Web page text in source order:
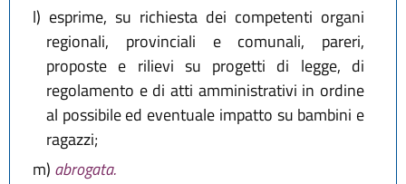
l) esprime, su richiesta dei competenti organi
regionali, provinciali e comunali, pareri,
proposte e rilievi su progetti di legge, di
regolamento e di atti amministrativi in ordine
al possibile ed eventuale impatto su bambini e
ragazzi;
m) abrogata.